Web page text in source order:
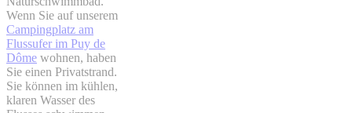
Wenn Sie auf unserem
Campingplatz am
Flussufer im Puy de
Dôme wohnen, haben
Sie einen Privatstrand.
Sie können im kühlen,
klaren Wasser des